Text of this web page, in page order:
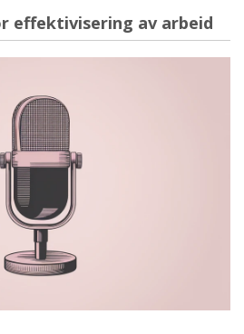
effektivisering av arbeid